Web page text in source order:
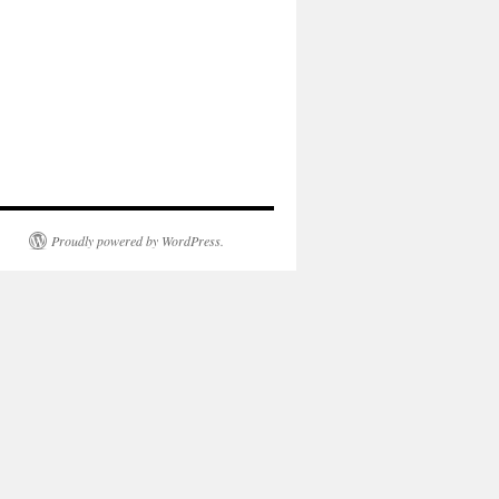
Proudly powered by WordPress.